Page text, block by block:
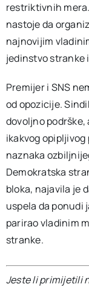
restriktivnih
nastoje da
najnovijim
jedinstvo stranke
Premijer i SNS
od opozicije.
dovoljno podrške,
ikakvog
naznaka
Demokratska
bloka, najavila je
uspela da ponudi
parirao vladinim
stranke.
Jeste li primijetili